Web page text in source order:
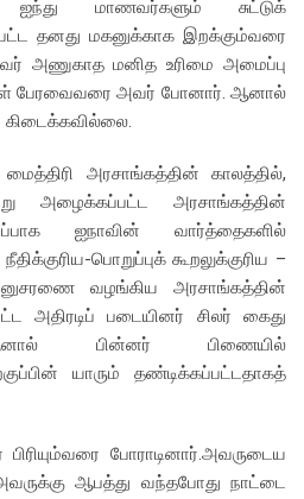
மாணவர்களும் சுட்டுக்
தனது மகனுக்காக இறக்கும்வரை
அணுகாத மனித உரிமை அமைப்பு
பேரவைவரை அவர் போனார். ஆனால்
கிடைக்கவில்லை.
அரசாங்கத்தின் காலத்தில்,
அழைக்கப்பட்ட அரசாங்கத்தின்
ஐநாவின் வார்த்தைகளில்
பொறுப்புக் கூறலுக்குரிய –
வழங்கிய அரசாங்கத்தின்
அதிரடிப் படையினர் சிலர் கைது
பின்னர் பிணையில்
யாரும் தண்டிக்கப்பட்டதாகத்
போராடினார்.அவருடைய
ஆபத்து வந்தபோது நாட்டை